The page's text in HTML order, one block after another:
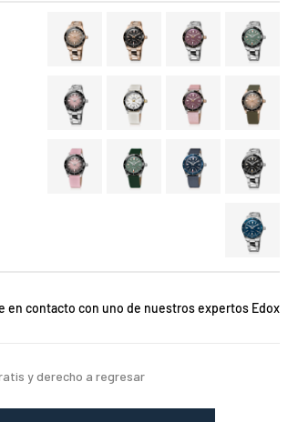
en contacto con uno de nuestros expertos Edox
y derecho a regresar